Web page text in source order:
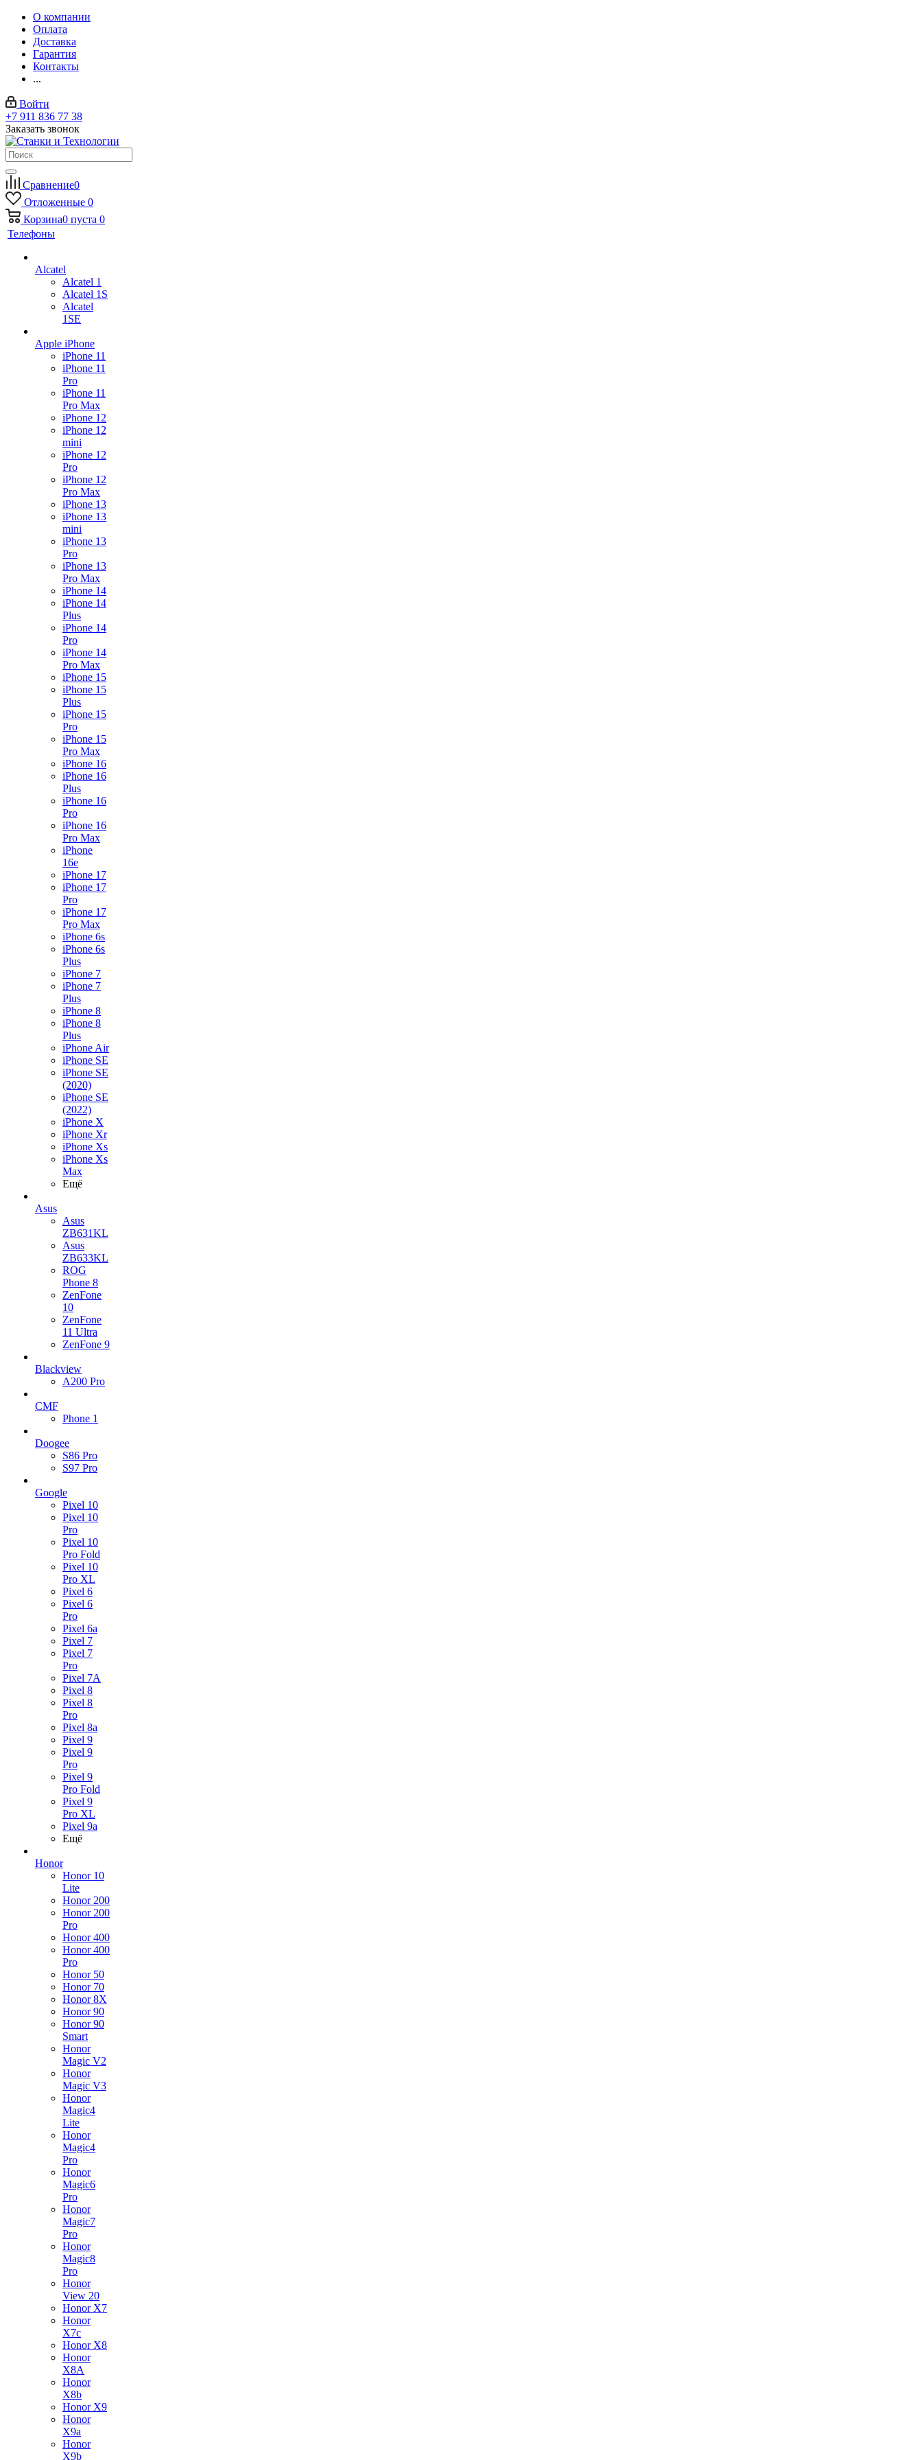
О компании
Оплата
Доставка
Гарантия
Контакты
...
Войти
+7 911 836 77 38
Заказать звонок
Сравнение0
Отложенные 0
Корзина0 пуста 0
Телефоны
Alcatel
Alcatel 1
Alcatel 1S
Alcatel
1SE
Apple iPhone
iPhone 11
iPhone 11
Pro
iPhone 11
Pro Max
iPhone 12
iPhone 12
mini
iPhone 12
Pro
iPhone 12
Pro Max
iPhone 13
iPhone 13
mini
iPhone 13
Pro
iPhone 13
Pro Max
iPhone 14
iPhone 14
Plus
iPhone 14
Pro
iPhone 14
Pro Max
iPhone 15
iPhone 15
Plus
iPhone 15
Pro
iPhone 15
Pro Max
iPhone 16
iPhone 16
Plus
iPhone 16
Pro
iPhone 16
Pro Max
iPhone
16e
iPhone 17
iPhone 17
Pro
iPhone 17
Pro Max
iPhone 6s
iPhone 6s
Plus
iPhone 7
iPhone 7
Plus
iPhone 8
iPhone 8
Plus
iPhone Air
iPhone SE
iPhone SE
(2020)
iPhone SE
(2022)
iPhone X
iPhone Xr
iPhone Xs
iPhone Xs
Max
Ещё
Asus
Asus
ZB631KL
Asus
ZB633KL
ROG
Phone 8
ZenFone
10
ZenFone
11 Ultra
ZenFone 9
Blackview
A200 Pro
CMF
Phone 1
Doogee
S86 Pro
S97 Pro
Google
Pixel 10
Pixel 10
Pro
Pixel 10
Pro Fold
Pixel 10
Pro XL
Pixel 6
Pixel 6
Pro
Pixel 6a
Pixel 7
Pixel 7
Pro
Pixel 7A
Pixel 8
Pixel 8
Pro
Pixel 8a
Pixel 9
Pixel 9
Pro
Pixel 9
Pro Fold
Pixel 9
Pro XL
Pixel 9a
Ещё
Honor
Honor 10
Lite
Honor 200
Honor 200
Pro
Honor 400
Honor 400
Pro
Honor 50
Honor 70
Honor 8X
Honor 90
Honor 90
Smart
Honor
Magic V2
Honor
Magic V3
Honor
Magic4
Lite
Honor
Magic4
Pro
Honor
Magic6
Pro
Honor
Magic7
Pro
Honor
Magic8
Pro
Honor
View 20
Honor X7
Honor
X7c
Honor X8
Honor
X8A
Honor
X8b
Honor X9
Honor
X9a
Honor
X9b